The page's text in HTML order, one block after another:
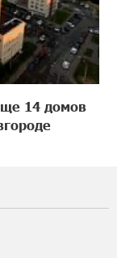
14 домов